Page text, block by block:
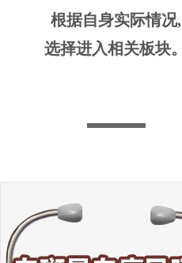
根据自身实际情况,
选择进入相关板块。